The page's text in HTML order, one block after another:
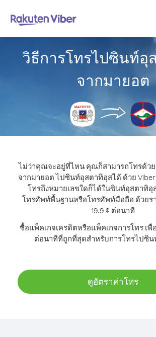
วิธีการโทรไปซินท์อุ
จากมายอต
ไม่ว่าคุณจะอยู่ที่ไหน คุณก็สามารถโทรด้ว
จากมายอต ไปซินท์อุสตาทิอุสได้ ด้วย
โทรถึงหมายเลขใดก็ได้ในซินท์อุสตาทิอุ
โทรศัพท์พื้นฐานหรือโทรศัพท์มือถือ ด้วยร
19.9 ¢ ต่อนาที
ซื้อแพ็คเกจเครดิตหรือแพ็คเกจการโทร เพื่
ต่อนาทีที่ถูกที่สุดสำหรับการโทรไปซิ
ดูอัตราค่าโทร